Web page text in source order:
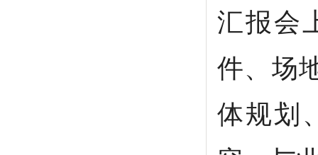
汇报会
件、场
体规划